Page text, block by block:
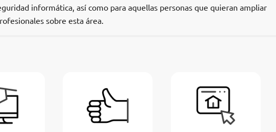
informática, así como para aquellas personas que quieran ampliar
sobre esta área.